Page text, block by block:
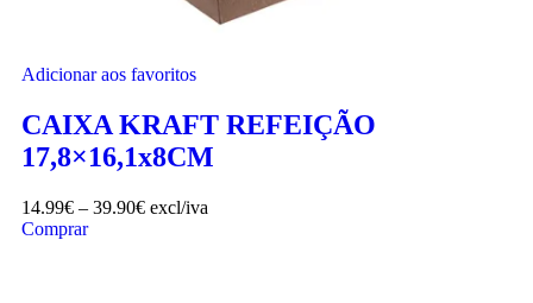
Adicionar aos favoritos
CAIXA KRAFT REFEIÇÃO
17,8×16,1x8CM
14.99€ – 39.90€ excl/iva
Comprar